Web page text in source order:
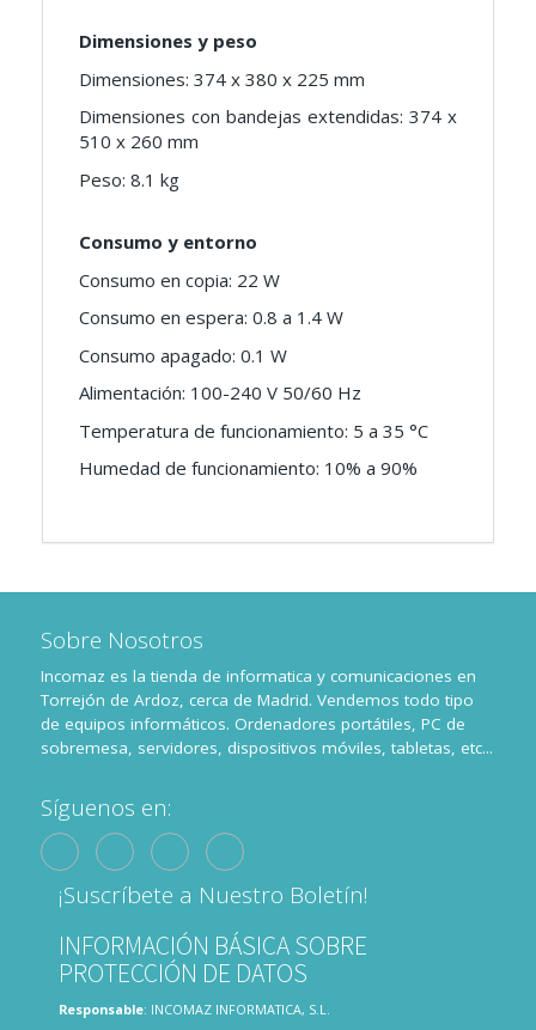
Dimensiones y peso
Dimensiones: 374 x 380 x 225 mm
Dimensiones con bandejas extendidas: 374 x
510 x 260 mm
Peso: 8.1 kg
Consumo y entorno
Consumo en copia: 22 W
Consumo en espera: 0.8 a 1.4 W
Consumo apagado: 0.1 W
Alimentación: 100-240 V 50/60 Hz
Temperatura de funcionamiento: 5 a 35 °C
Humedad de funcionamiento: 10% a 90%
Sobre Nosotros
Incomaz es la tienda de informatica y comunicaciones en
Torrejón de Ardoz, cerca de Madrid. Vendemos todo tipo
de equipos informáticos. Ordenadores portátiles, PC de
sobremesa, servidores, dispositivos móviles, tabletas, etc...
Síguenos en:
¡Suscríbete a Nuestro Boletín!
INFORMACIÓN BÁSICA SOBRE
PROTECCIÓN DE DATOS
Responsable: INCOMAZ INFORMATICA, S.L.